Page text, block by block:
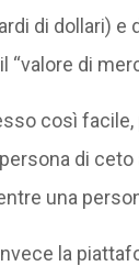
di dollari) e
“valore di
così
di
una
la